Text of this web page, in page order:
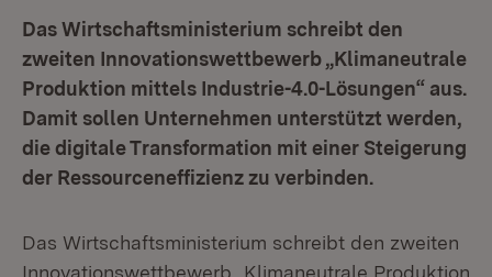
Das Wirtschaftsministerium schreibt den
zweiten Innovationswettbewerb „Klimaneutrale
Produktion mittels Industrie-4.0-Lösungen“ aus.
Damit sollen Unternehmen unterstützt werden,
die digitale Transformation mit einer Steigerung
der Ressourceneffizienz zu verbinden.
Das Wirtschaftsministerium schreibt den zweiten
Innovationswettbewerb „Klimaneutrale Produktion